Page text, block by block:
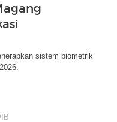
sistem biometrik